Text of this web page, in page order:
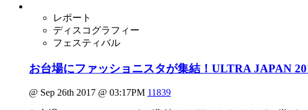
レポート
ディスコグラフィー
フェスティバル
お台場にファッショニスタが集結！ULTRA JAPAN
@ Sep 26th 2017 @ 03:17PM 11839